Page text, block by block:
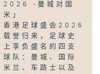
2026 -曼城对国
米」
香港足球盛会2026
载誉归来，足球史
上享负盛名的四支
球队：曼城、国际
米兰、车路士以及